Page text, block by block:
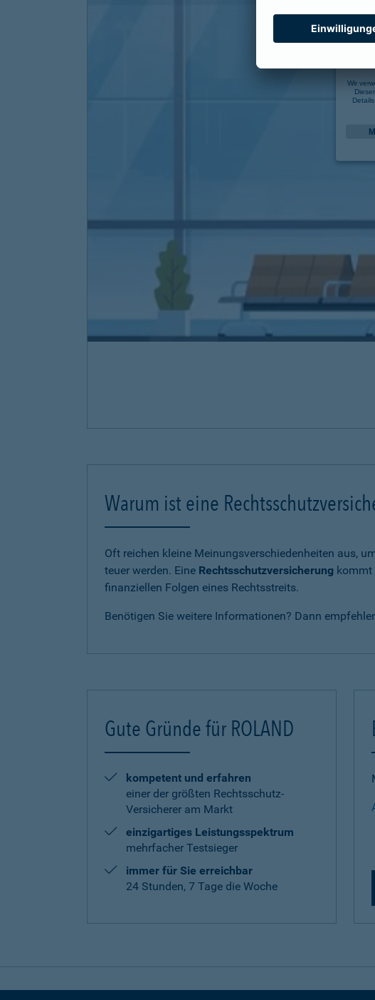
Wir
Warum ist eine
Oft reichen kleine Meinungsverschiedenheiten aus,
teuer werden. Eine Rechtsschutzversicherung
finanziellen Folgen eines Rechtsstreits.
Benötigen Sie weitere Informationen? Dann
Gute Gründe für ROLAND
kompetent und erfahren
einer der größten Rechtsschutz-
Versicherer am Markt
einzigartiges Leistungsspektrum
mehrfacher Testsieger
immer für Sie erreichbar
24 Stunden, 7 Tage die Woche